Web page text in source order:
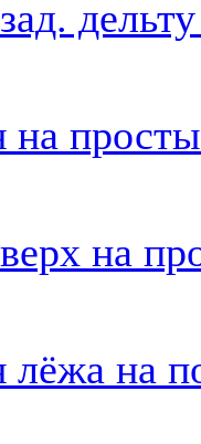
на
на
лёжа на